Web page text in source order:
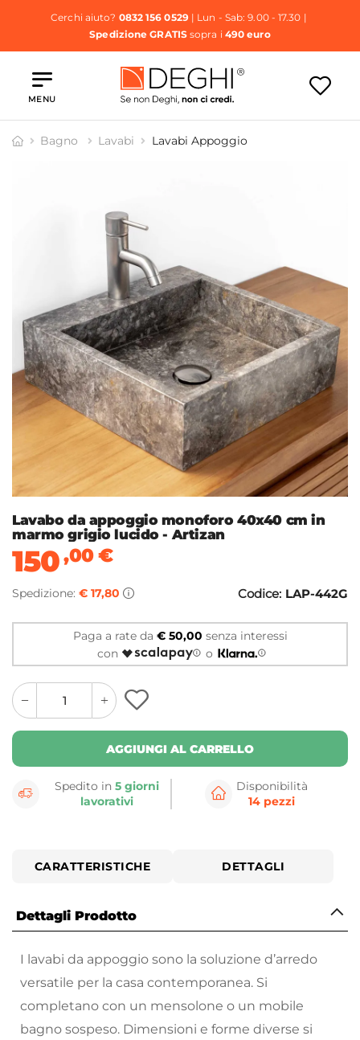
Cerchi aiuto? 0832 156 0529| Lun - Sab: 9.00 - 17.30 |
Spedizione GRATISsopra i 490 euro
MENU
Bagno Lavabi Lavabi Appoggio
Lavabo da appoggio monoforo 40x40 cm in
marmo grigio lucido - Artizan
150,00€
Spedizione: € 17,80 Codice: LAP-442G
Paga a rate da € 50,00 senza interessi
con
o
quantity
button
quantity
minus
button
AGGIUNGI AL CARRELLO
Spedito in5 giorni
lavorativi
Disponibilità
14 pezzi
CARATTERISTICHE DETTAGLI
Dettagli Prodotto
I lavabi da appoggio sono la soluzione d’arredo
versatile per la casa contemporanea. Si
completano con un mensolone o un mobile
bagno sospeso. Dimensioni e forme diverse si